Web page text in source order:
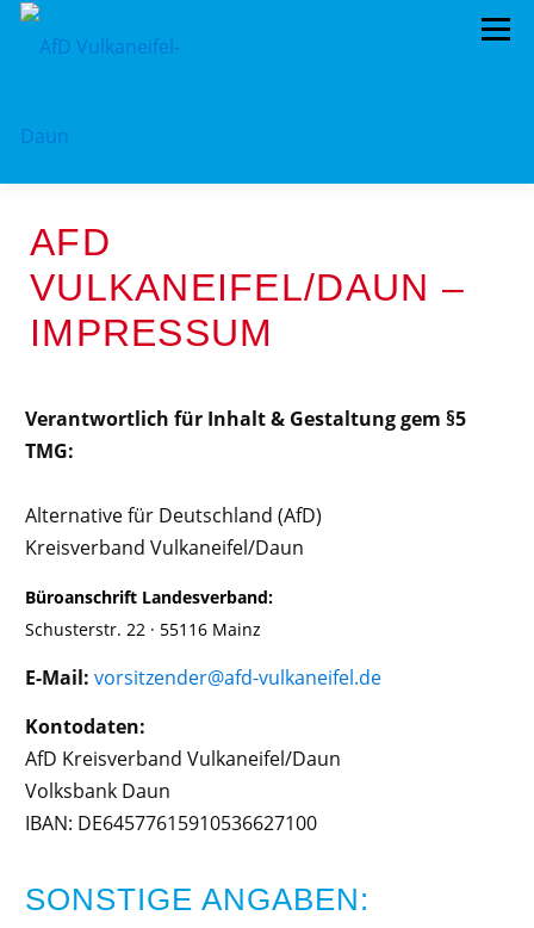
Menü
TERMINE MITMACHEN! KONTAKT
AFD
VULKANEIFEL/DAUN –
IMPRESSUM
Verantwortlich für Inhalt & Gestaltung gem §5
TMG:
Alternative für Deutschland (AfD)
Kreisverband Vulkaneifel/Daun
Büroanschrift Landesverband:
Schusterstr. 22 · 55116 Mainz
E-Mail: vorsitzender@afd-vulkaneifel.de
Kontodaten:
AfD Kreisverband Vulkaneifel/Daun
Volksbank Daun
IBAN: DE64577615910536627100
SONSTIGE ANGABEN: